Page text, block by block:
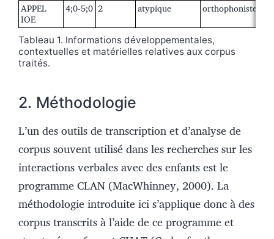
APPEL
IOE
4;0-5;0 2 atypique orthophoniste
Tableau 1. Informations développementales,
contextuelles et matérielles relatives aux corpus
traités.
2. Méthodologie
L’un des outils de transcription et d’analyse de
corpus souvent utilisé dans les recherches sur les
interactions verbales avec des enfants est le
programme CLAN (MacWhinney, 2000). La
méthodologie introduite ici s’applique donc à des
corpus transcrits à l’aide de ce programme et